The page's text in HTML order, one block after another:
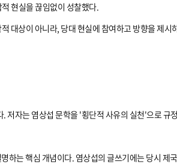
현실을 끊임없이 성찰했다.
대상이 아니라, 당대 현실에 참여하고 방향을 제시
저자는 염상섭 문학을 '횡단적 사유의 실천'으로 규
하는 핵심 개념이다. 염상섭의 글쓰기에는 당시 제